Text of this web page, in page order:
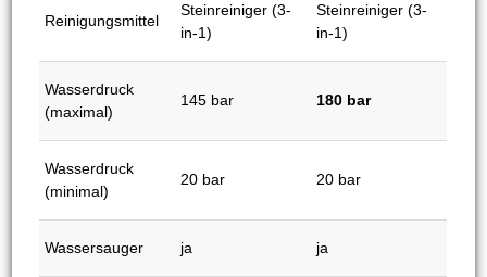
Reinigungsmittel
Steinreiniger (3-
in-1)
Steinreiniger (3-
in-1)
Wasserdruck
(maximal)
145 bar 180 bar
Wasserdruck
(minimal)
20 bar 20 bar
Wassersauger ja ja